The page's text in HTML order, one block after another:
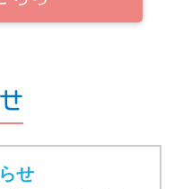
せ